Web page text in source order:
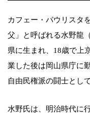
カフェー・パウリスタ
父」と呼ばれる水野龍
県に生まれ、18歳で上
業した後は岡山県庁に
自由民権派の闘士とし
水野氏は、明治時代に